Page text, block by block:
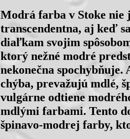
Modrá farba v Stoke nie
transcendentna, aj keď
diaľkam svojim
ktorý nežné modré
nekonečna
chýba, prevažujú mdlé,
vulgárne odtiene
mdlými farbami. Tento
špinavo-modrej farby,